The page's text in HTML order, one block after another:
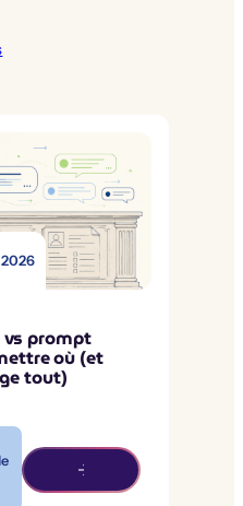
prompt
où (et
tout)